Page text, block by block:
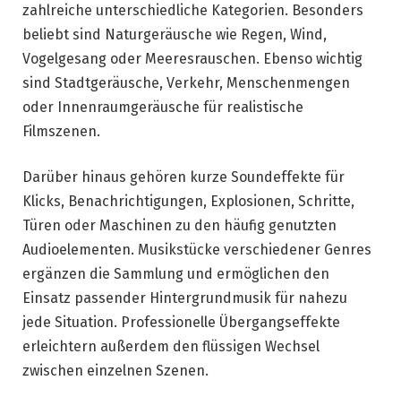
zahlreiche unterschiedliche Kategorien. Besonders
beliebt sind Naturgeräusche wie Regen, Wind,
Vogelgesang oder Meeresrauschen. Ebenso wichtig
sind Stadtgeräusche, Verkehr, Menschenmengen
oder Innenraumgeräusche für realistische
Filmszenen.
Darüber hinaus gehören kurze Soundeffekte für
Klicks, Benachrichtigungen, Explosionen, Schritte,
Türen oder Maschinen zu den häufig genutzten
Audioelementen. Musikstücke verschiedener Genres
ergänzen die Sammlung und ermöglichen den
Einsatz passender Hintergrundmusik für nahezu
jede Situation. Professionelle Übergangseffekte
erleichtern außerdem den flüssigen Wechsel
zwischen einzelnen Szenen.